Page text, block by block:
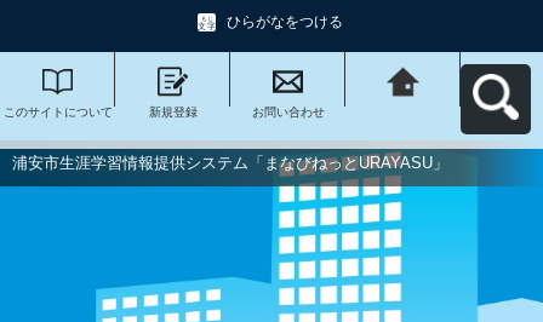
ひらがなをつける
このサイトについて 新規登録 お問い合わせ
びねっと
URAYASU」へ戻る
浦安市生涯学習情報提供システム「まなびねっとURAYASU」